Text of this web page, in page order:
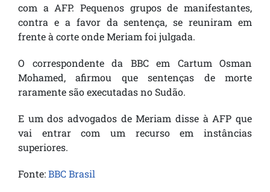
com a AFP. Pequenos grupos de manifestantes,
contra e a favor da sentença, se reuniram em
frente à corte onde Meriam foi julgada.
O correspondente da BBC em Cartum Osman
Mohamed, afirmou que sentenças de morte
raramente são executadas no Sudão.
E um dos advogados de Meriam disse à AFP que
vai entrar com um recurso em instâncias
superiores.
Fonte:BBC Brasil